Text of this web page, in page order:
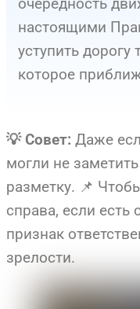
настоящими
уступить дорогу
которое
💡 Совет: Даже
могли не
разметку. 📌
справа, если есть
признак
зрелости.